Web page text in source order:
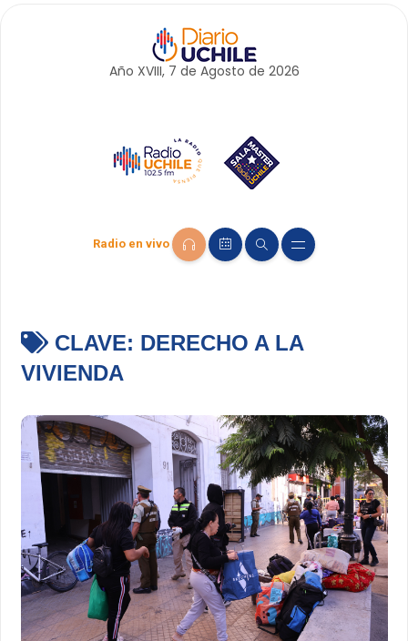
Año XVIII, 7 de Agosto de 2026
Radio en vivo
CLAVE: DERECHO A LA
VIVIENDA